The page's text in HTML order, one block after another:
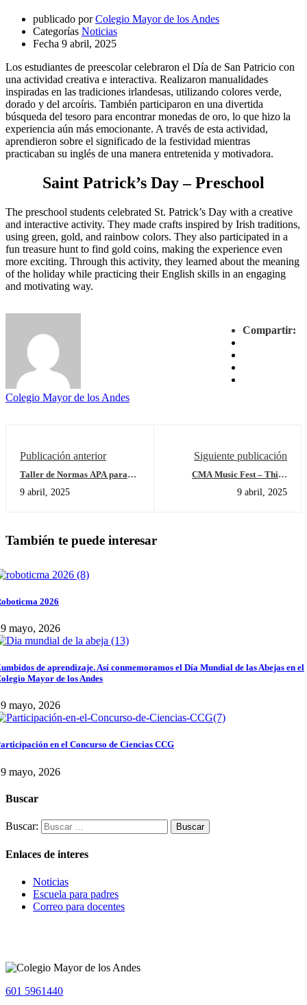
publicado por Colegio Mayor de los Andes
Categorías Noticias
Fecha 9 abril, 2025
Los estudiantes de preescolar celebraron el Día de San Patricio con
una actividad creativa e interactiva. Realizaron manualidades
inspiradas en las tradiciones irlandesas, utilizando colores verde,
dorado y del arcoíris. También participaron en una divertida
búsqueda del tesoro para encontrar monedas de oro, lo que hizo la
experiencia aún más emocionante. A través de esta actividad,
aprendieron sobre el significado de la festividad mientras
practicaban su inglés de una manera entretenida y motivadora.
Saint Patrick’s Day – Preschool
The preschool students celebrated St. Patrick’s Day with a creative
and interactive activity. They made crafts inspired by Irish traditions,
using green, gold, and rainbow colors. They also participated in a
fun treasure hunt to find gold coins, making the experience even
more exciting. Through this activity, they learned about the meaning
of the holiday while practicing their English skills in an engaging
and motivating way.
Compartir:
Colegio Mayor de los Andes
Publicación anterior
Taller de Normas APA para
9 abril, 2025
Siguiente publicación
CMA Music Fest – Third
9 abril, 2025
También te puede interesar
2026
mayo, 2026
de aprendizaje. Así conmemoramos el Día Mundial de las Abejas en el
Mayor de los Andes
mayo, 2026
en el Concurso de Ciencias CCG
mayo, 2026
Buscar
Buscar:
Enlaces de interes
Noticias
Escuela para padres
Correo para docentes
601 5961440